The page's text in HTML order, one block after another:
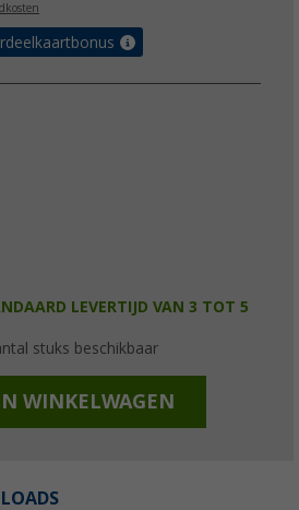
LEVERTIJD VAN 3 TOT 5
stuks beschikbaar
WINKELWAGEN